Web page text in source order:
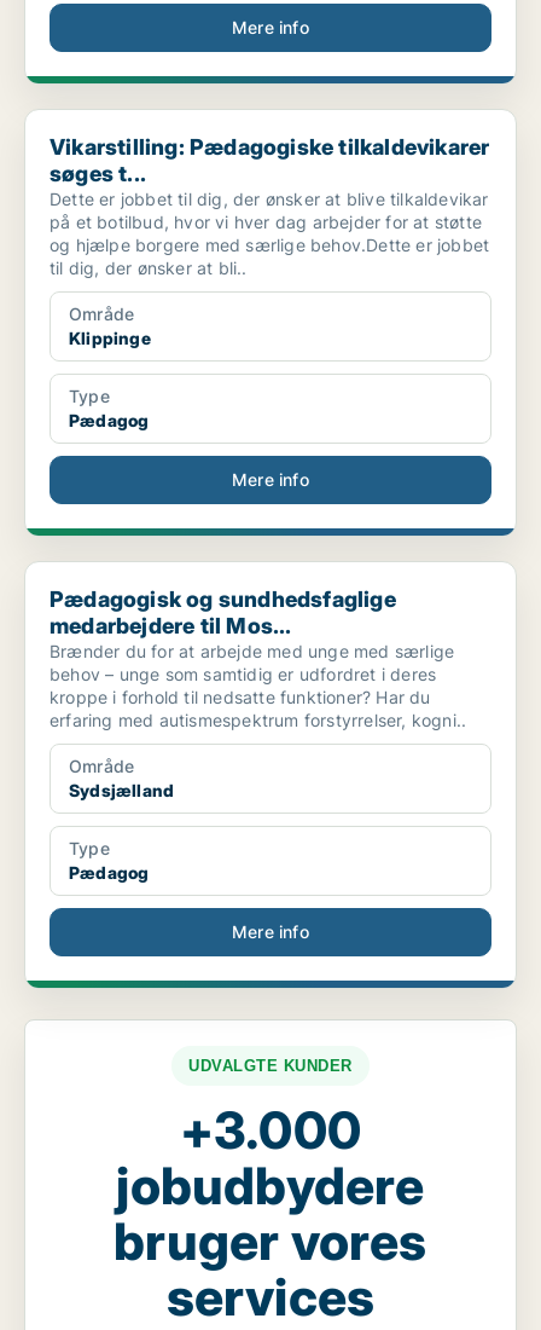
Mere info
Vikarstilling: Pædagogiske tilkaldevikarer søges t...
Vikarstilling: Pædagogiske tilkaldevikarer
søges t...
Dette er jobbet til dig, der ønsker at blive tilkaldevikar
på et botilbud, hvor vi hver dag arbejder for at støtte
og hjælpe borgere med særlige behov.Dette er jobbet
til dig, der ønsker at bli..
Område
Klippinge
Type
Pædagog
Mere info
Pædagogisk og sundhedsfaglige medarbejdere til Mos...
Pædagogisk og sundhedsfaglige
medarbejdere til Mos...
Brænder du for at arbejde med unge med særlige
behov – unge som samtidig er udfordret i deres
kroppe i forhold til nedsatte funktioner? Har du
erfaring med autismespektrum forstyrrelser, kogni..
Område
Sydsjælland
Type
Pædagog
Mere info
UDVALGTE KUNDER
+3.000
jobudbydere
bruger vores
services